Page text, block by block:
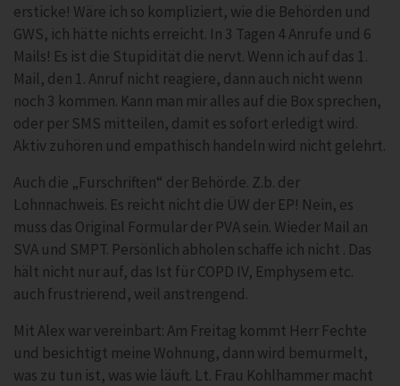
ersticke! Wäre ich so kompliziert, wie die Behörden und
GWS, ich hätte nichts erreicht. In 3 Tagen 4 Anrufe und 6
Mails! Es ist die Stupidität die nervt. Wenn ich auf das 1.
Mail, den 1. Anruf nicht reagiere, dann auch nicht wenn
noch 3 kommen. Kann man mir alles auf die Box sprechen,
oder per SMS mitteilen, damit es sofort erledigt wird.
Aktiv zuhören und empathisch handeln wird nicht gelehrt.
Auch die „Furschriften“ der Behörde. Z.b. der
Lohnnachweis. Es reicht nicht die ÜW der EP! Nein, es
muss das Original Formular der PVA sein. Wieder Mail an
SVA und SMPT. Persönlich abholen schaffe ich nicht . Das
hält nicht nur auf, das Ist für COPD IV, Emphysem etc.
auch frustrierend, weil anstrengend.
Mit Alex war vereinbart: Am Freitag kommt Herr Fechte
und besichtigt meine Wohnung, dann wird bemurmelt,
was zu tun ist, was wie läuft. Lt. Frau Kohlhammer macht